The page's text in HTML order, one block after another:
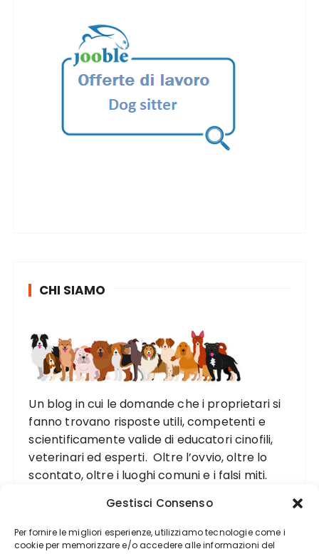
Gestisci Consenso
Per fornire le migliori esperienze, utilizziamo tecnologie come i
cookie per memorizzare e/o accedere alle informazioni del
CHI SIAMO
Un blog in cui le domande che i proprietari si
fanno trovano risposte utili, competenti e
scientificamente valide di educatori cinofili,
veterinari ed esperti. Oltre l’ovvio, oltre lo
scontato, oltre i luoghi comuni e i falsi miti.